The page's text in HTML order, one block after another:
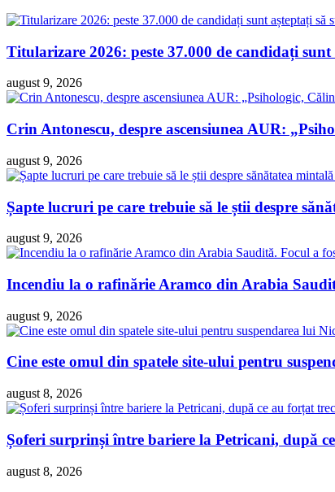
Titularizare 2026: peste 37.000 de candidați
august 9, 2026
Crin Antonescu, despre ascensiunea AUR:
august 9, 2026
Șapte lucruri pe care trebuie să le știi despre
august 9, 2026
Incendiu la o rafinărie Aramco din Arabia
august 9, 2026
Cine este omul din spatele site-ului pentru
august 8, 2026
Șoferi surprinși între bariere la Petricani, după
august 8, 2026